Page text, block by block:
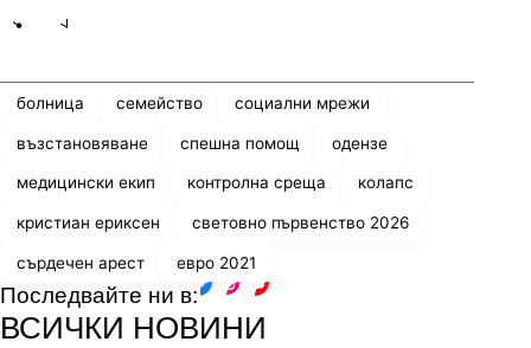
болница семейство социални мрежи
възстановяване спешна помощ одензе
медицински екип контролна среща колапс
кристиан ериксен световно първенство 2026
сърдечен арест евро 2021
Последвайте ни в:
ВСИЧКИ НОВИНИ